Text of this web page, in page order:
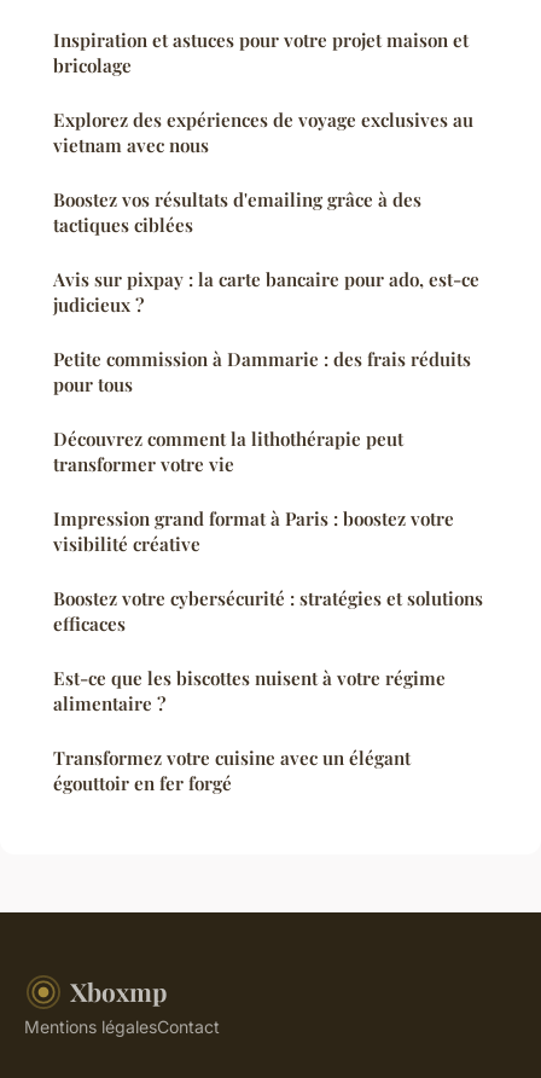
Inspiration et astuces pour votre projet maison et
bricolage
Explorez des expériences de voyage exclusives au
vietnam avec nous
Boostez vos résultats d'emailing grâce à des
tactiques ciblées
Avis sur pixpay : la carte bancaire pour ado, est-ce
judicieux ?
Petite commission à Dammarie : des frais réduits
pour tous
Découvrez comment la lithothérapie peut
transformer votre vie
Impression grand format à Paris : boostez votre
visibilité créative
Boostez votre cybersécurité : stratégies et solutions
efficaces
Est-ce que les biscottes nuisent à votre régime
alimentaire ?
Transformez votre cuisine avec un élégant
égouttoir en fer forgé
Xboxmp
Mentions légalesContact